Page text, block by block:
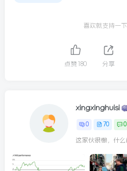
喜欢就支持一
点赞 180 分享
xingxinghuisi
0 70 0
这家伙很懒，什么